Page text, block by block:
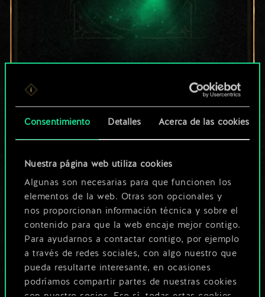
Consentimiento Detalles Acerca de las cookies
Nuestra página web utiliza cookies
Algunas son necesarias para que funcionen los
elementos de la web. Otras son opcionales y
nos proporcionan información técnica y sobre el
contenido para que la web encaje mejor contigo.
Para ayudarnos a contactar contigo, por ejemplo
a través de redes sociales, con algo nuestro que
pueda resultarte interesante, en ocasiones
podríamos compartir partes de nuestras cookies
un conjunto de
cartas compartido.
ser mucho más!
Poner nombre a esta baraja y crear
una guía